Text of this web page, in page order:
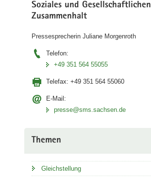
Soziales und Gesellschaftlichen
Zusammenhalt
Pressesprecherin Juliane Morgenroth
Telefon:
+49 351 564 55055
Telefax: +49 351 564 55060
E-Mail:
presse@sms.sachsen.de
Themen
Gleichstellung